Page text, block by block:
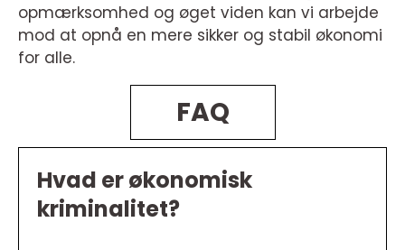
opmærksomhed og øget viden kan vi arbejde
mod at opnå en mere sikker og stabil økonomi
for alle.
FAQ
Hvad er økonomisk
kriminalitet?